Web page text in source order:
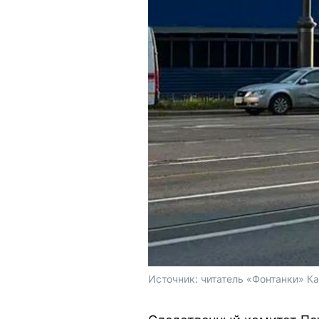
Источник: читатель «Фонтанки»